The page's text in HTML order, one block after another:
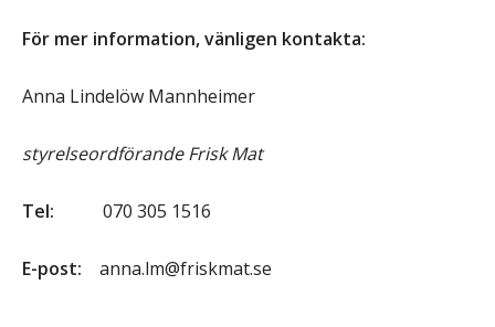
För mer information, vänligen kontakta:
Anna Lindelöw Mannheimer
styrelseordförande Frisk Mat
Tel: 070 305 1516
E-post: anna.lm@friskmat.se